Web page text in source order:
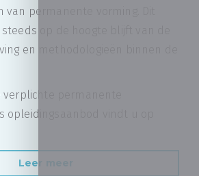
van permanente vorming. Dit
op de hoogte blijft van de
en methodologieën binnen de
permanente
opleidingsaanbod vindt u op
Leer meer